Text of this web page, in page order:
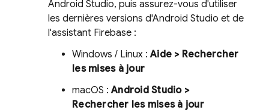
Android Studio, puis assurez-vous d'utiliser
les dernières versions d'Android Studio et de
l'assistant Firebase :
Windows / Linux :Aide > Rechercher
les mises à jour
macOS :Android Studio >
Rechercher les mises à jour